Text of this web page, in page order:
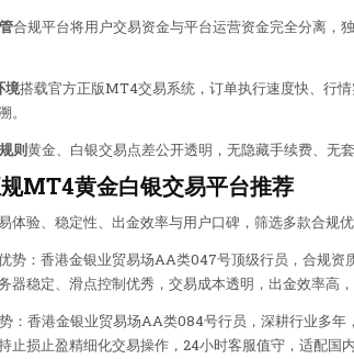
合规平台将用户交易资金与平台运营资金完全分离，
境搭载官方正版MT4交易系统，订单执行速度快、行
则黄金、白银交易点差公开透明，无隐藏手续费、无
MT4黄金白银交易平台推荐
体验、稳定性、出金效率与用户口碑，筛选多款合规
势：香港金银业贸易场AA类047号顶级行员，合规
器稳定、滑点控制优秀，交易成本透明，出金效率高，
：香港金银业贸易场AA类084号行员，深耕行业多
止损止盈精细化交易操作，24小时客服值守，适配国内